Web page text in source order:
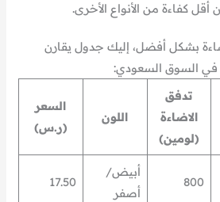
كفاءة من الأنواع الأخرى.
بشكل أفضل، إليك جدول يقارن
في السوق السعودي:
تدفق
الاضاءة
(لومين)
اللون
السعر
(ر.س)
800
أبيض/
أصفر
17.50